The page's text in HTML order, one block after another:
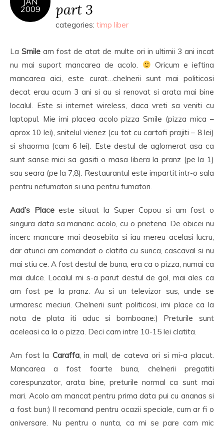
2009
part 3
categories: timp liber
LaSmile am fost de atat de multe ori in ultimii 3 ani incat
nu mai suport mancarea de acolo.
Oricum e ieftina
mancarea aici, este curat…chelnerii sunt mai politicosi
decat erau acum 3 ani si au si renovat si arata mai bine
localul. Este si internet wireless, daca vreti sa veniti cu
laptopul. Mie imi placea acolo pizza Smile (pizza mica –
aprox 10 lei), snitelul vienez (cu tot cu cartofi prajiti – 8 lei)
si shaorma (cam 6 lei). Este destul de aglomerat asa ca
sunt sanse mici sa gasiti o masa libera la pranz (pe la 1)
sau seara (pe la 7,8). Restaurantul este impartit intr-o sala
pentru nefumatori si una pentru fumatori.
Aad’s Placeeste situat la Super Copou si am fost o
singura data sa mananc acolo, cu o prietena. De obicei nu
incerc mancare mai deosebita si iau mereu acelasi lucru,
dar atunci am comandat o clatita cu sunca, cascaval si nu
mai stiu ce. A fost destul de buna, era ca o pizza, numai ca
mai dulce. Localul mi s-a parut destul de gol, mai ales ca
am fost pe la pranz. Au si un televizor sus, unde se
urmaresc meciuri. Chelnerii sunt politicosi, imi place ca la
nota de plata iti aduc si bomboane:) Preturile sunt
aceleasi ca la o pizza. Deci cam intre 10-15 lei clatita.
Am fost la Caraffa, in mall, de cateva ori si mi-a placut.
Mancarea a fost foarte buna, chelnerii pregatiti
corespunzator, arata bine, preturile normal ca sunt mai
mari. Acolo am mancat pentru prima data pui cu ananas si
a fost bun:) Il recomand pentru ocazii speciale, cum ar fi o
aniversare. Nu pentru o nunta, ca mi se pare cam mic